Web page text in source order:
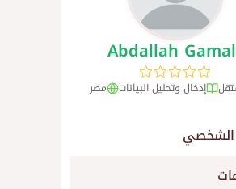
Abdallah Gamal
إدخال وتحليل البيانات مصر
الشخصي